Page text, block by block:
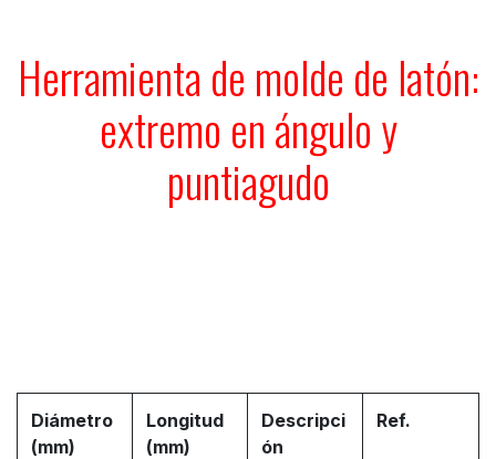
Herramienta de molde de latón:
extremo en ángulo y
puntiagudo
Diámetro
(mm)
Longitud
(mm)
Descripci
ón
Ref.